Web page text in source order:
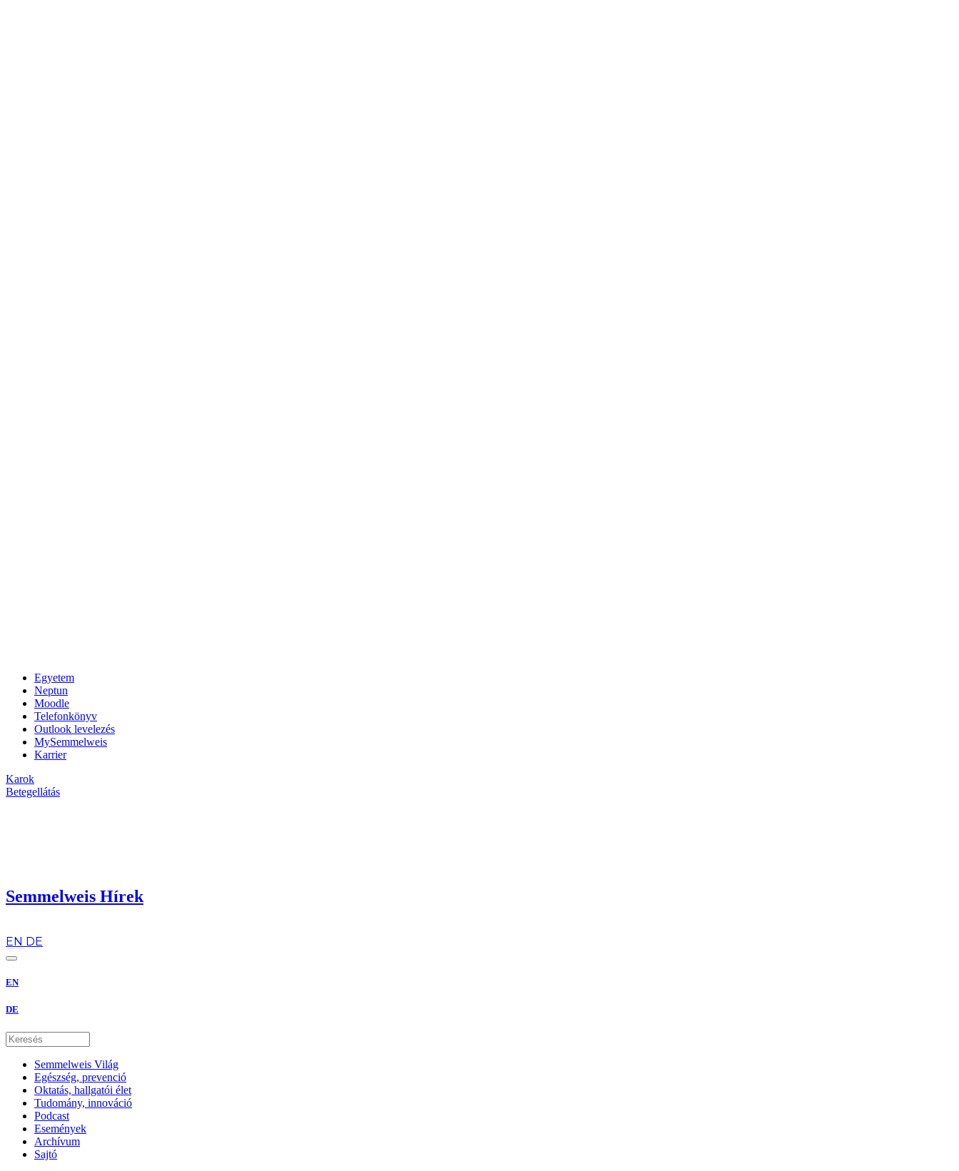
Egyetem
Neptun
Moodle
Telefonkönyv
Outlook levelezés
MySemmelweis
Karrier
Karok
Betegellátás
Semmelweis Hírek
EN DE
EN
DE
Semmelweis Világ
Egészség, prevenció
Oktatás, hallgatói élet
Tudomány, innováció
Podcast
Események
Archívum
Sajtó